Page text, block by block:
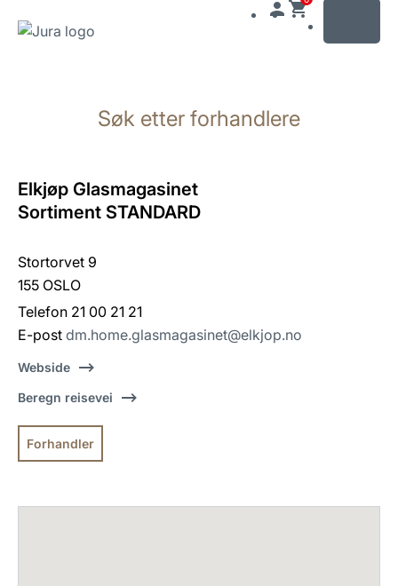
søk
Søk etter forhandlere
Elkjøp Glasmagasinet
Sortiment STANDARD
Stortorvet 9
155 OSLO
Telefon 21 00 21 21
E-post dm.home.glasmagasinet@elkjop.no
Webside
Beregn reisevei
Forhandler